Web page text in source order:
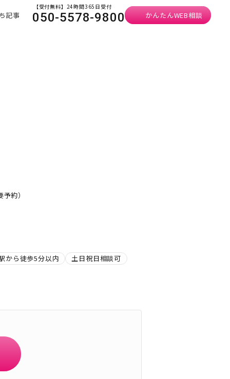
記事
【受付無料】24時間365日受付
050-5578-9800 かんたんWEB相談
約）
から徒歩5分以内 土日祝日相談可